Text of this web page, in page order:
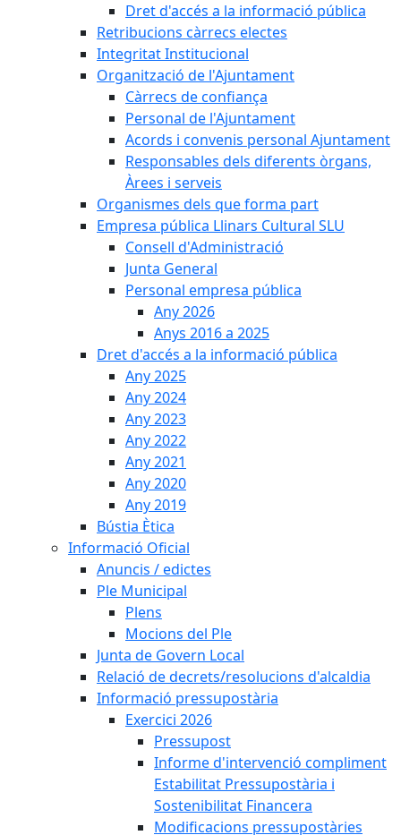
Dret d'accés a la informació pública
Retribucions càrrecs electes
Integritat Institucional
Organització de l'Ajuntament
Càrrecs de confiança
Personal de l'Ajuntament
Acords i convenis personal Ajuntament
Responsables dels diferents òrgans,
Àrees i serveis
Organismes dels que forma part
Empresa pública Llinars Cultural SLU
Consell d'Administració
Junta General
Personal empresa pública
Any 2026
Anys 2016 a 2025
Dret d'accés a la informació pública
Any 2025
Any 2024
Any 2023
Any 2022
Any 2021
Any 2020
Any 2019
Bústia Ètica
Informació Oficial
Anuncis / edictes
Ple Municipal
Plens
Mocions del Ple
Junta de Govern Local
Relació de decrets/resolucions d'alcaldia
Informació pressupostària
Exercici 2026
Pressupost
Informe d'intervenció compliment
Estabilitat Pressupostària i
Sostenibilitat Financera
Modificacions pressupostàries